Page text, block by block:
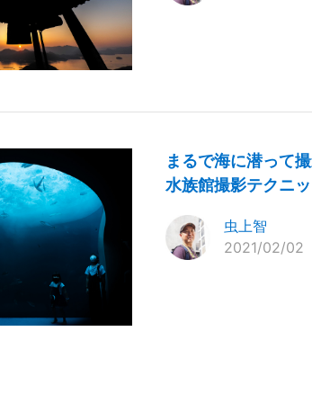
まるで海に潜って
水族館撮影テクニ
虫上智
2021/02/02